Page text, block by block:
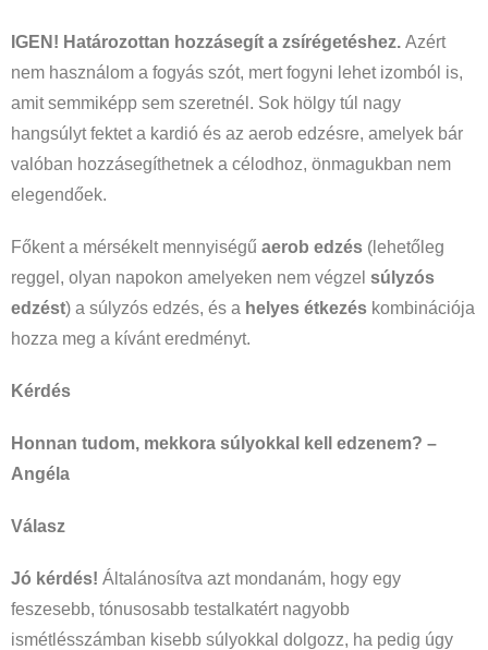
IGEN! Határozottan hozzásegít a zsírégetéshez. Azért
nem használom a fogyás szót, mert fogyni lehet izomból is,
amit semmiképp sem szeretnél. Sok hölgy túl nagy
hangsúlyt fektet a kardió és az aerob edzésre, amelyek bár
valóban hozzásegíthetnek a célodhoz, önmagukban nem
elegendőek.
Főkent a mérsékelt mennyiségű aerob edzés (lehetőleg
reggel, olyan napokon amelyeken nem végzel súlyzós
edzést) a súlyzós edzés, és a helyes étkezés kombinációja
hozza meg a kívánt eredményt.
Kérdés
Honnan tudom, mekkora súlyokkal kell edzenem? –
Angéla
Válasz
Jó kérdés! Általánosítva azt mondanám, hogy egy
feszesebb, tónusosabb testalkatért nagyobb
ismétlésszámban kisebb súlyokkal dolgozz, ha pedig úgy